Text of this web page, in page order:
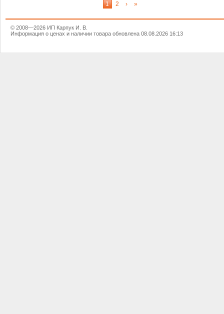
1 2 › »
© 2008—2026 ИП Карпук И. В.
Информация о ценах и наличии товара обновлена 08.08.2026 16:13